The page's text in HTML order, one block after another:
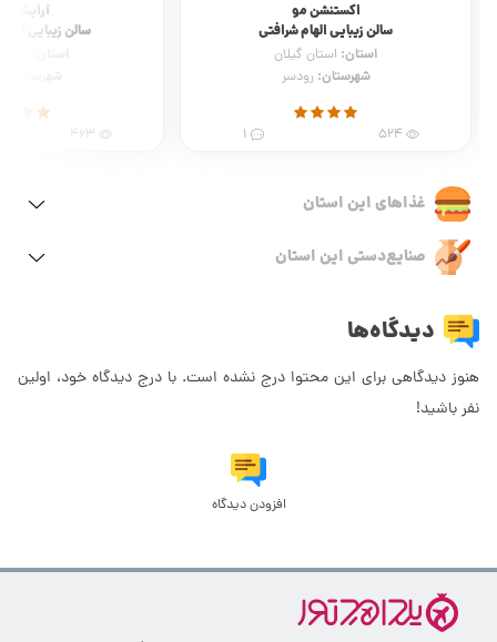
اکستنشن مو
سالن زیبایی الهام شرافتی
استان: استان گیلان
شهرستان:رودسر
آرایش
سالن زیبایی
غذاهای این استان
صنایع‌دستی این استان
دیدگاه‌ها
هنوز دیدگاهی برای این محتوا درج نشده است. با درج دیدگاه خود، اولین
نفر باشید!
افزودن دیدگاه